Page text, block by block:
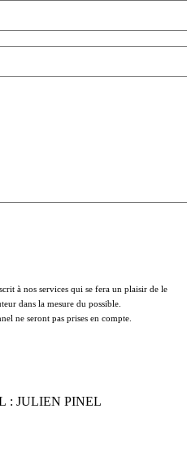
à nos services qui se fera un plaisir de le
dans la mesure du possible.
ne seront pas prises en compte.
: JULIEN PINEL